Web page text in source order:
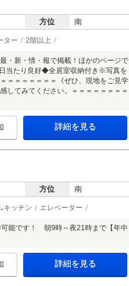
方位 南
ター 2階以上
・新・情・報で掲載！ほかのページで
当たり良好◆全居室収納付き※写真を
＝＝＝＝＝＝＝《ぜひ、現地をご見学
してみてください。＝＝＝＝＝＝＝＝
詳細を見る
方位 南
キッチン エレベーター
可能です！ 朝9時～夜21時まで【年中
詳細を見る